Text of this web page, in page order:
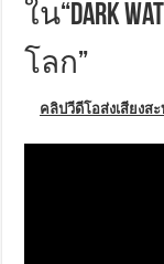
ใน“Dark
โลก”
คลิปวีดีโอส่งเสียง